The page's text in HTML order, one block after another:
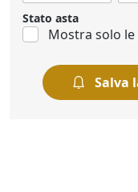
Stato asta
Mostra solo
Salva